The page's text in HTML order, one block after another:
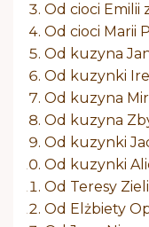
Od cioci Emilii
Od cioci Marii
Od kuzyna
Od kuzynki
Od kuzyna
Od kuzyna
Od kuzynki
Od kuzynki
Od Teresy
Od Elżbiety